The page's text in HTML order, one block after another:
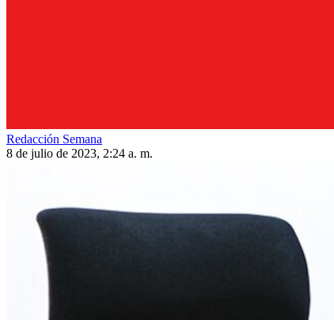
Redacción Semana
8 de julio de 2023, 2:24 a. m.